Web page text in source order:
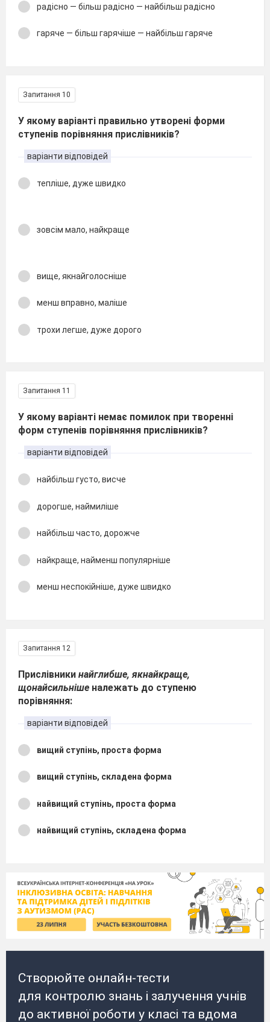
радісно — більш радісно — найбільш радісно
гаряче — більш гарячіше — найбільш гаряче
Запитання 10
У якому варіанті правильно утворені форми
ступенів порівняння прислівників?
варіанти відповідей
тепліше, дуже швидко
зовсім мало, найкраще
вище, якнайголосніше
менш вправно, маліше
трохи легше, дуже дорого
Запитання 11
У якому варіанті немає помилок при творенні
форм ступенів порівняння прислівників?
варіанти відповідей
найбільш густо, висче
дорогше, наймиліше
найбільш часто, дорожче
найкраще, найменш популярніше
менш неспокійніше, дуже швидко
Запитання 12
Прислівники найглибше, якнайкраще,
щонайсильніше належать до ступеню
порівняння:
варіанти відповідей
вищий ступінь, проста форма
вищий ступінь, складена форма
найвищий ступінь, проста форма
найвищий ступінь, складена форма
Створюйте онлайн-тести
для контролю знань і залучення учнів
до активної роботи у класі та вдома